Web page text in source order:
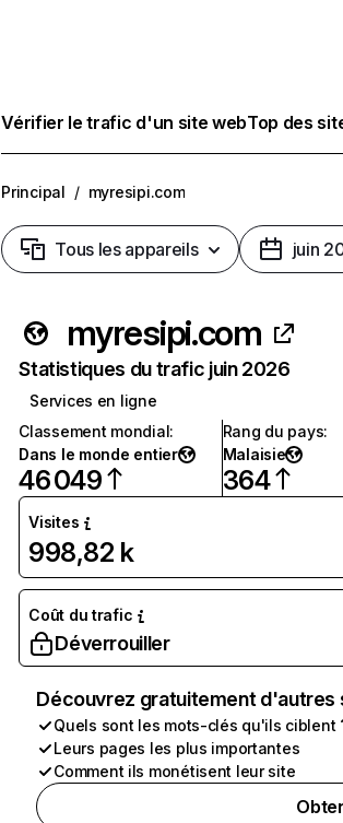
Vérifier le trafic d'un site webTop des
Principal / myresipi.com
Tous les appareils juin
myresipi.com
Statistiques du trafic juin 2026
Services en ligne
Classement mondial:
Dans le monde entier
46 049
Rang du pays:
Malaisie
364
Visites
998,82 k
Coût du trafic
Déverrouiller
Découvrez gratuitement
Quels sont les mots-clés qu'ils ciblent
Leurs pages les plus importantes
Comment ils monétisent leur site